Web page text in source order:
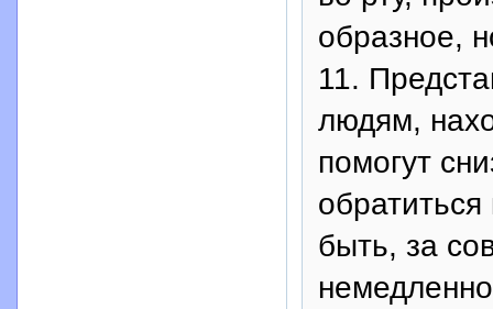
образное,
11.
людям,
помогут
быть, за